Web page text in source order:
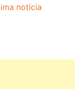
notícia